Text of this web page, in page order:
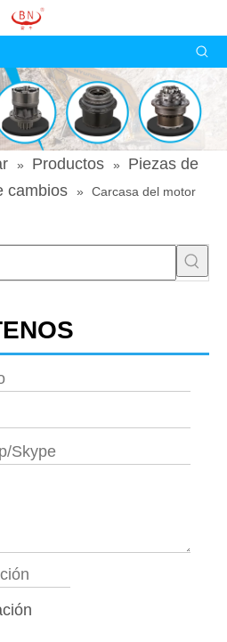
» Productos »
Piezas de
cambios
» Carcasa del motor